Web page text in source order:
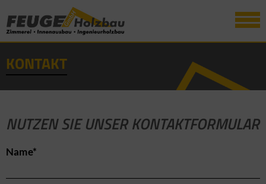
KONTAKT
NUTZEN SIE UNSER KONTAKTFORMULAR
Pflichtfeld
Name*